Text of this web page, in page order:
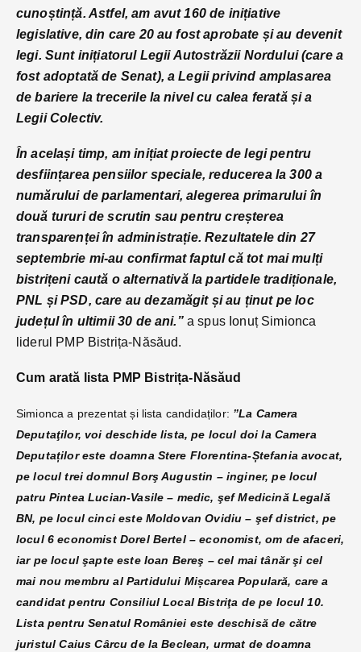
cunoștință. Astfel, am avut 160 de inițiative
legislative, din care 20 au fost aprobate și au devenit
legi. Sunt inițiatorul Legii Autostrăzii Nordului (care a
fost adoptată de Senat), a Legii privind amplasarea
de bariere la trecerile la nivel cu calea ferată și a
Legii Colectiv.
În același timp, am inițiat proiecte de legi pentru
desființarea pensiilor speciale, reducerea la 300 a
numărului de parlamentari, alegerea primarului în
două tururi de scrutin sau pentru creșterea
transparenței în administrație. Rezultatele din 27
septembrie mi-au confirmat faptul că tot mai mulți
bistrițeni caută o alternativă la partidele tradiționale,
PNL și PSD, care au dezamăgit și au ținut pe loc
județul în ultimii 30 de ani.” a spus Ionuț Simionca
liderul PMP Bistrița-Năsăud.
Cum arată lista PMP Bistrița-Năsăud
Simionca a prezentat și lista candidaților: ”La Camera
Deputaţilor, voi deschide lista, pe locul doi la Camera
Deputaților este doamna Stere Florentina-Ștefania avocat,
pe locul trei domnul Borş Augustin – inginer, pe locul
patru Pintea Lucian-Vasile – medic, şef Medicină Legală
BN, pe locul cinci este Moldovan Ovidiu – şef district, pe
locul 6 economist Dorel Bertel – economist, om de afaceri,
iar pe locul şapte este Ioan Bereş – cel mai tânăr şi cel
mai nou membru al Partidului Mișcarea Populară, care a
candidat pentru Consiliul Local Bistriţa de pe locul 10.
Lista pentru Senatul României este deschisă de către
juristul Caius Cârcu de la Beclean, urmat de doamna